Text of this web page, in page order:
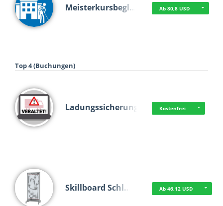
Meisterkursbegl… Ab 80,8 USD
Top 4 (Buchungen)
Ladungssicherung Kostenfrei
Skillboard Schl… Ab 46,12 USD